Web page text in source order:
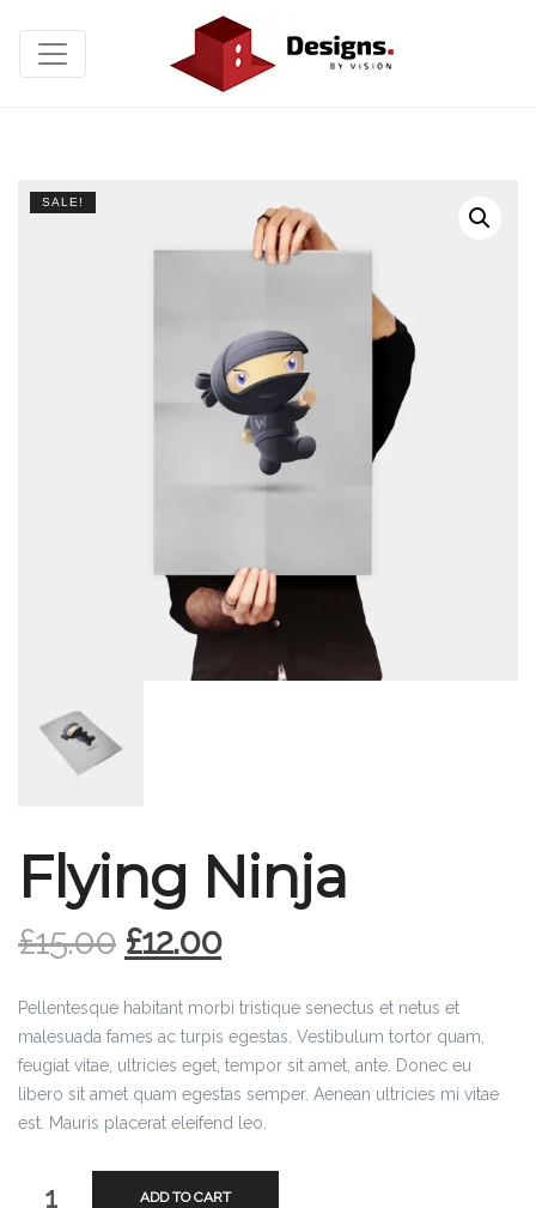
SALE!
Flying Ninja
£15.00 £12.00
Pellentesque habitant morbi tristique senectus et netus et
malesuada fames ac turpis egestas. Vestibulum tortor quam,
feugiat vitae, ultricies eget, tempor sit amet, ante. Donec eu
libero sit amet quam egestas semper. Aenean ultricies mi vitae
est. Mauris placerat eleifend leo.
ADD TO CART